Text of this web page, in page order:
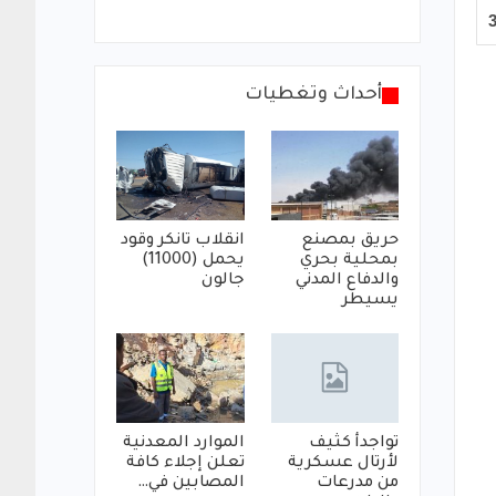
أحداث وتغطيات
حريق بمصنع
بمحلية بحري
والدفاع المدني
يسيطر
انقلاب تانكر وقود
يحمل (11000)
جالون
تواجدأ كثيف
لأرتال عسكرية
من مدرعات
الموارد المعدنية
تعلن إجلاء كافة
المصابين في…